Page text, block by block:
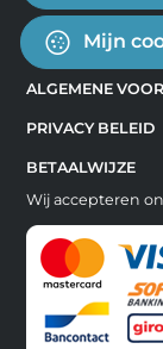
Mijn
ALGEMENE
PRIVACY BELEID
BETAALWIJZE
Wij accepteren